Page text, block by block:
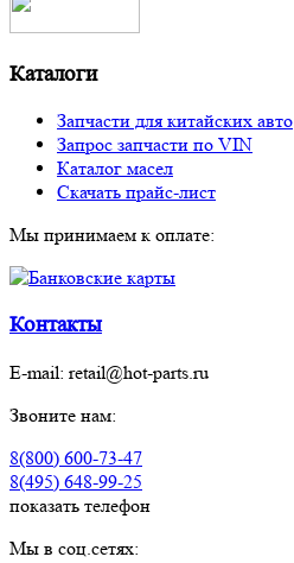
Каталоги
Запчасти для китайских авто
Запрос запчасти по VIN
Каталог масел
Скачать прайс-лист
Мы принимаем к оплате:
Контакты
E-mail: retail@hot-parts.ru
Звоните нам:
8(800) 600-73-47
8(495) 648-99-25
показать телефон
Мы в соц.сетях: